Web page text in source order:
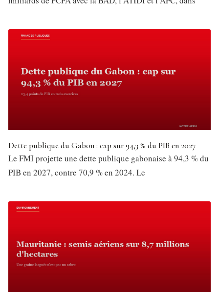
Dette publique du Gabon : cap sur 94,3 % du PIB en 2027
Le FMI projette une dette publique gabonaise à 94,3 % du
PIB en 2027, contre 70,9 % en 2024. Le